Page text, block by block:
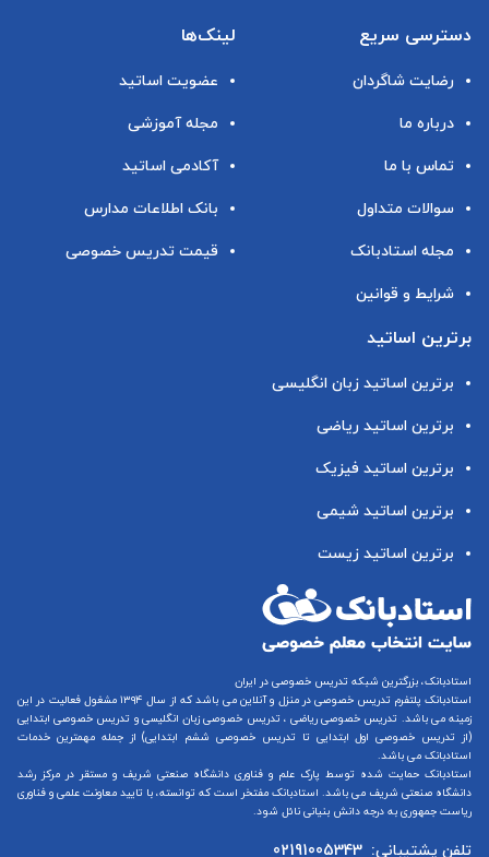
دسترسی سریع
رضایت شاگردان
درباره ما
تماس با ما
سوالات متداول
مجله استادبانک
شرایط و قوانین
لینک‌ها
عضویت اساتید
مجله آموزشی
آکادمی اساتید
بانک اطلاعات مدارس
قیمت تدریس خصوصی
برترین اساتید
برترین اساتید زبان انگلیسی
برترین اساتید ریاضی
برترین اساتید فیزیک
برترین اساتید شیمی
برترین اساتید زیست
استادبانک، بزرگترین شبکه تدریس خصوصی در ایران
استادبانک پلتفرم تدریس خصوصی در منزل و آنلاین
می باشد که از سال ۱۳۹۴ مشغول فعالیت در این
زمینه می باشد. تدریس خصوصی ریاضی ، تدریس خصوصی زبان انگلیسیو تدریس خصوصی ابتدایی
(از تدریس خصوصی اول ابتدایی تا تدریس خصوصی ششم ابتدایی) از جمله مهمترین خدمات
استادبانک می باشد.
استادبانک حمایت شده توسط پارک علم و فناوری دانشگاه صنعتی شریف و مستقر در مرکز رشد
دانشگاه صنعتی شریف می باشد. استادبانک مفتخر است که توانسته، با تایید معاونت علمی و فناوری
ریاست جمهوری به درجه دانش بنیانی نائل شود.
تلفن پشتیبانی: 02191005343